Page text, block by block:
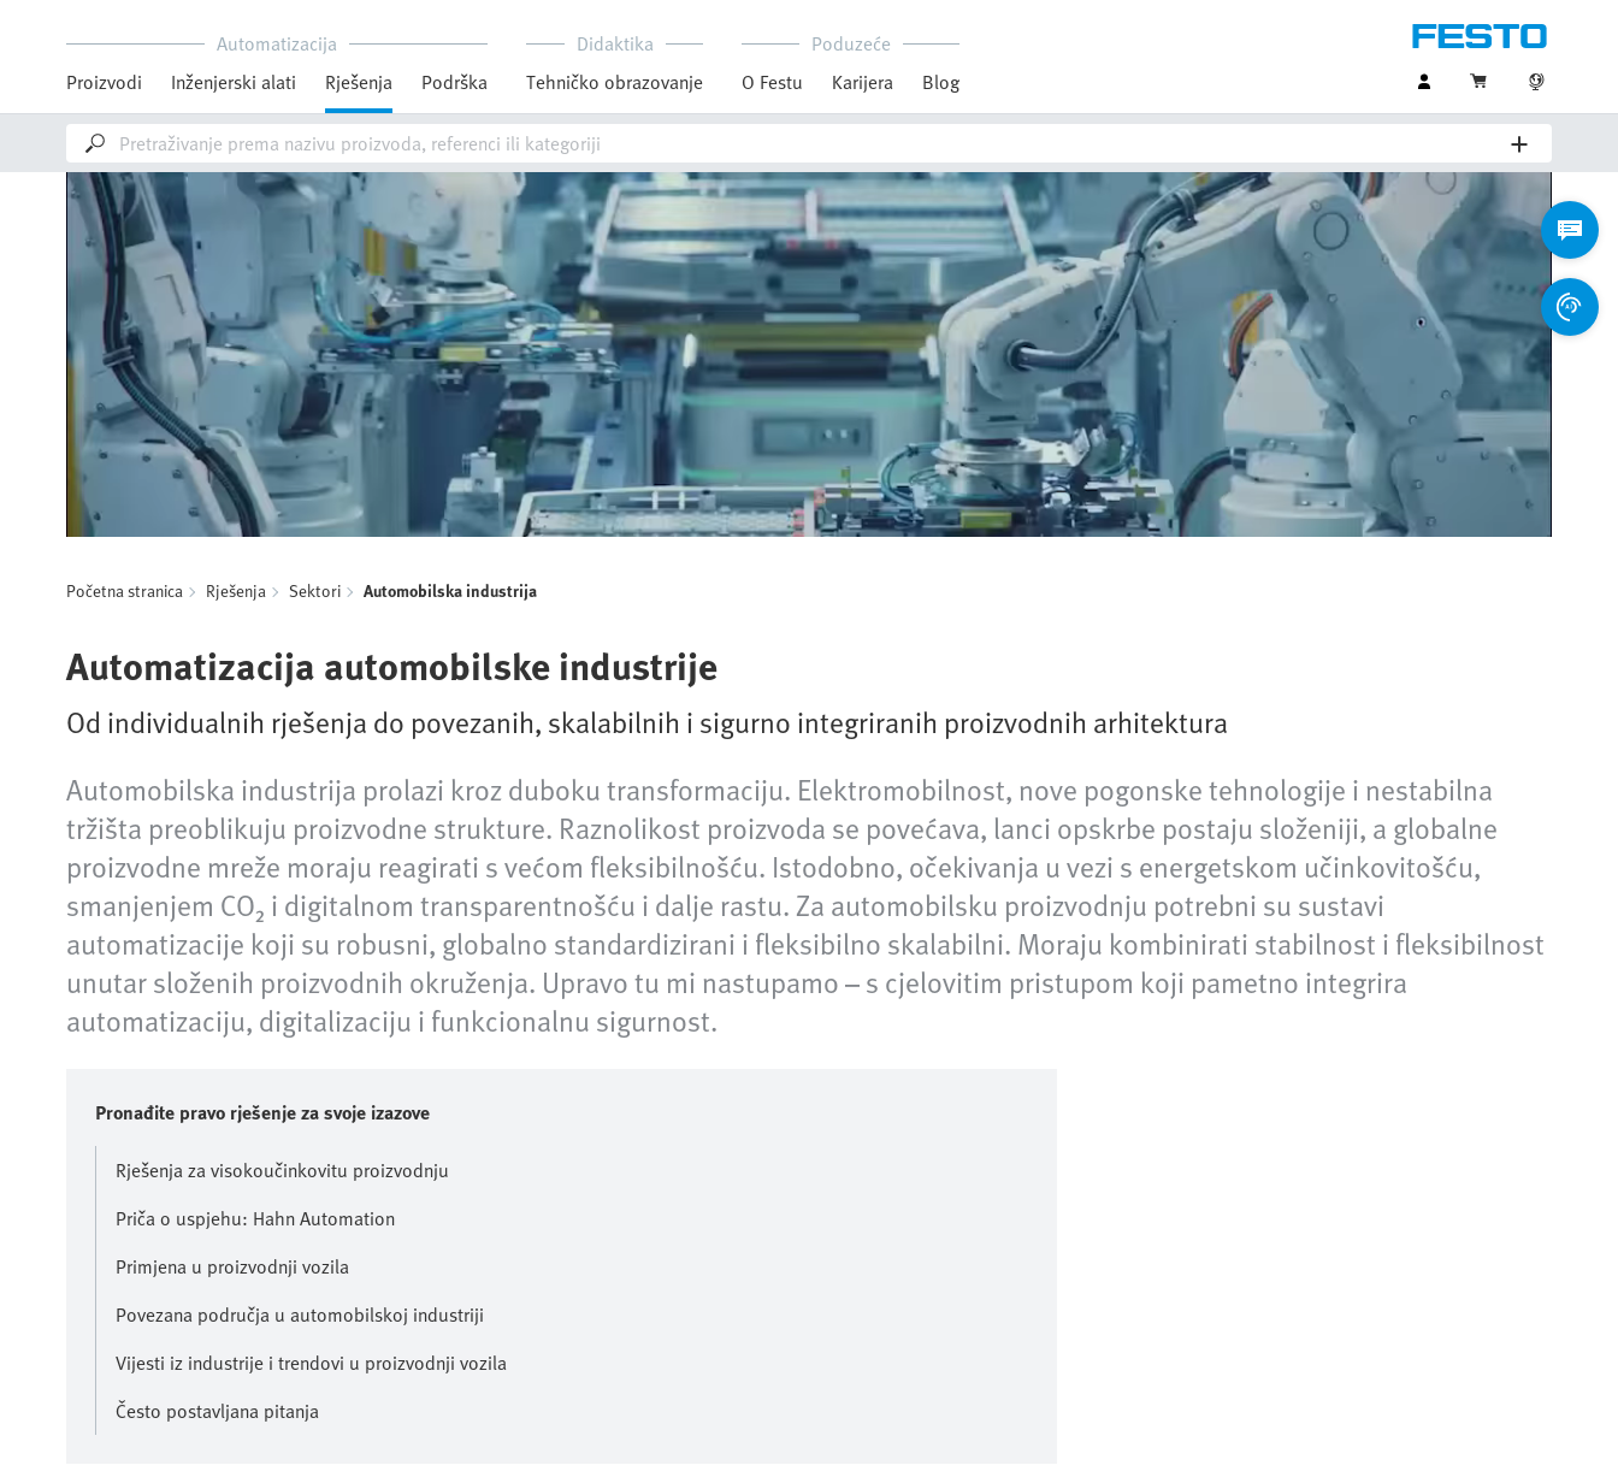
Automatizacija
Proizvodi
Inženjerski alati Rješenja Podrška
Didaktika
Tehničko obrazovanje
Poduzeće
O Festu
Karijera Blog
Početna stranica Rješenja Sektori Automobilska industrija
Automatizacija automobilske industrije
Od individualnih rješenja do povezanih, skalabilnih i sigurno integriranih proizvodnih arhitektura
Automobilska industrija prolazi kroz duboku transformaciju. Elektromobilnost, nove pogonske tehnologije i nestabilna
tržišta preoblikuju proizvodne strukture. Raznolikost proizvoda se povećava, lanci opskrbe postaju složeniji, a globalne
proizvodne mreže moraju reagirati s većom fleksibilnošću. Istodobno, očekivanja u vezi s energetskom učinkovitošću,
smanjenjem CO₂ i digitalnom transparentnošću i dalje rastu. Za automobilsku proizvodnju potrebni su sustavi
automatizacije koji su robusni, globalno standardizirani i fleksibilno skalabilni. Moraju kombinirati stabilnost i fleksibilnost
unutar složenih proizvodnih okruženja. Upravo tu mi nastupamo – s cjelovitim pristupom koji pametno integrira
automatizaciju, digitalizaciju i funkcionalnu sigurnost.
Pronađite pravo rješenje za svoje izazove
Rješenja za visokoučinkovitu proizvodnju
Priča o uspjehu: Hahn Automation
Primjena u proizvodnji vozila
Povezana područja u automobilskoj industriji
Vijesti iz industrije i trendovi u proizvodnji vozila
Često postavljana pitanja